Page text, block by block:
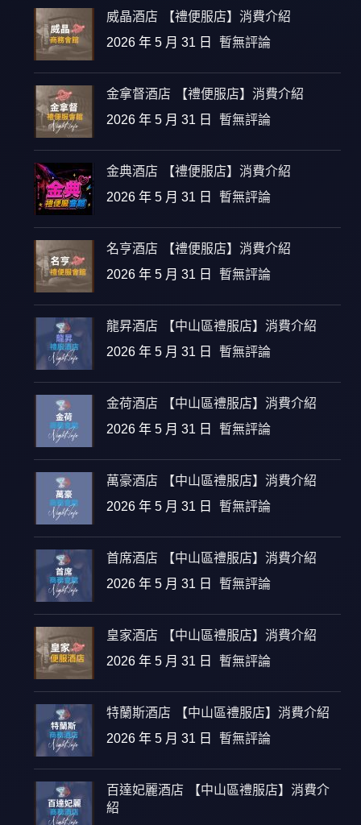
威晶酒店 【禮便服店】消費介紹
2026 年 5 月 31 日 暫無評論
金拿督酒店 【禮便服店】消費介紹
2026 年 5 月 31 日 暫無評論
金典酒店 【禮便服店】消費介紹
2026 年 5 月 31 日 暫無評論
名亨酒店 【禮便服店】消費介紹
2026 年 5 月 31 日 暫無評論
龍昇酒店 【中山區禮服店】消費介紹
2026 年 5 月 31 日 暫無評論
金荷酒店 【中山區禮服店】消費介紹
2026 年 5 月 31 日 暫無評論
萬豪酒店 【中山區禮服店】消費介紹
2026 年 5 月 31 日 暫無評論
首席酒店 【中山區禮服店】消費介紹
2026 年 5 月 31 日 暫無評論
皇家酒店 【中山區禮服店】消費介紹
2026 年 5 月 31 日 暫無評論
特蘭斯酒店 【中山區禮服店】消費介紹
2026 年 5 月 31 日 暫無評論
百達妃麗酒店 【中山區禮服店】消費介
紹